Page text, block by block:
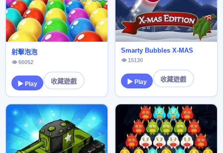
射擊泡泡
👁 66052
▶ Play 收藏遊戲
Smarty Bubbles X-MAS
👁 15130
▶ Play 收藏遊戲